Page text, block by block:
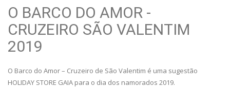
O BARCO DO AMOR -
CRUZEIRO SÃO VALENTIM
2019
O Barco do Amor – Cruzeiro de São Valentim é uma sugestão
HOLIDAY STORE GAIA para o dia dos namorados 2019.